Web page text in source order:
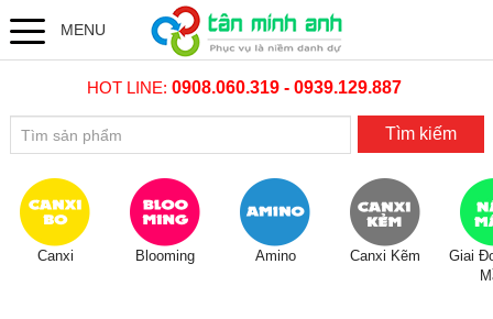
MENU
HOT LINE:0908.060.319 - 0939.129.887
Tìm kiếm
Canxi Blooming Amino Canxi Kẽm
Giai